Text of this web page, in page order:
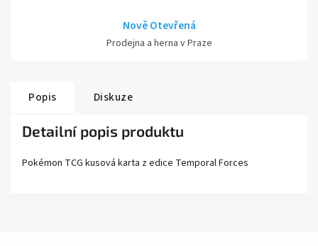
Nově Otevřená
Prodejna a herna v Praze
Popis Diskuze
Detailní popis produktu
Pokémon TCG kusová karta z edice Temporal Forces